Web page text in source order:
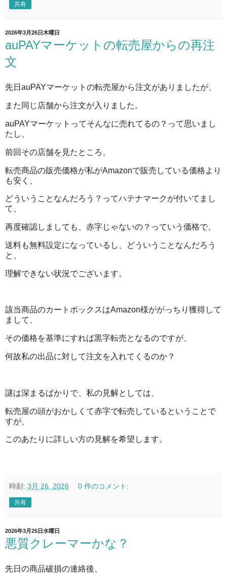
共有
2026年3月26日木曜日
auPAYマーケットの転売屋からの再注
文
先日auPAYマーケットの転売屋から注文がありましたが、
また同じ店舗から注文が入りました。
auPAYマーケットってそんなに売れてるの？って思いまし
たし、
前回その店舗を見たところ、
転売商品の販売価格が私がAmazonで販売している価格より
も安く、
どういうことなんだろう？ってハテナマークが付いてまし
て、
再度確認しましても、赤字じゃないの？っていう価格で、
送料も無料設定になっているし、どういうことなんだろう
と、
理解できない状況でございます。
該当商品のカートボックスはAmazon様ががっちり獲得して
まして、
その価格を基準にすれば黒字転売となるのですが、
何故私の出品に対して注文を入れてくるのか？
謎は深まるばかりで、私の見解としては、
転売屋の頭がおかしくて赤字で転売しているということで
すが、
このあたりに詳しい方の見解を希望します。
時刻: 3月 26, 2026 0 件のコメント:
共有
2026年3月25日水曜日
悪質クレーマーかな？
先日の商品破損の連絡後、